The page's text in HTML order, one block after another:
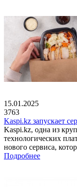
15.01.2025
3763
Kaspi.kz запускает
Kaspi.kz, одна из
технологических
нового сервиса,
Подробнее